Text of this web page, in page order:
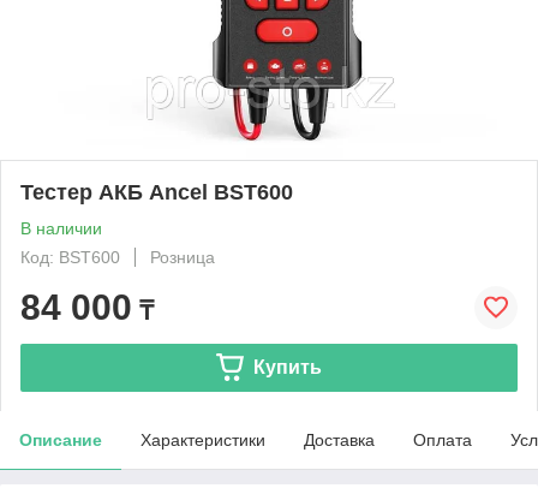
Тестер АКБ Ancel BST600
В наличии
Код: BST600
Розница
84 000 ₸
Купить
Описание Характеристики Доставка Оплата